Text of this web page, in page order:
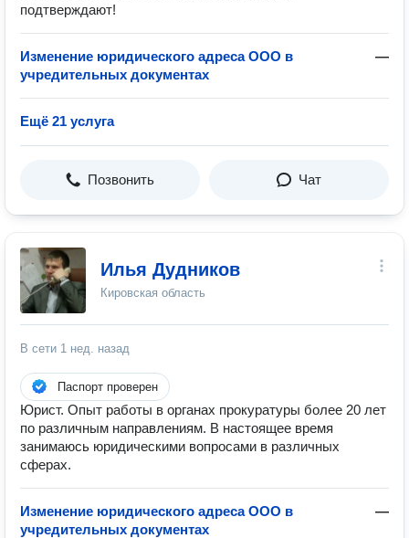
подтверждают!
Изменение юридического адреса ООО в
учредительных документах
—
Ещё 21 услуга
Позвонить Чат
Илья Дудников
Кировская область
В сети 1 нед. назад
Паспорт проверен
Юрист. Опыт работы в органах прокуратуры более 20 лет
по различным направлениям. В настоящее время
занимаюсь юридическими вопросами в различных
сферах.
Изменение юридического адреса ООО в
учредительных документах
—